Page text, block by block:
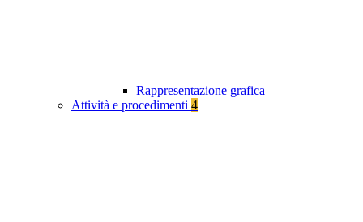
Rappresentazione grafica
Attività e procedimenti 4